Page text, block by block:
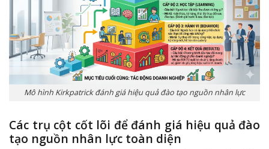
Mô hình Kirkpatrick đánh giá hiệu quả đào tạo nguồn nhân lực
Các trụ cột cốt lõi để đánh giá hiệu quả đào
tạo nguồn nhân lực toàn diện